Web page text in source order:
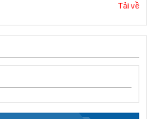
Tải về